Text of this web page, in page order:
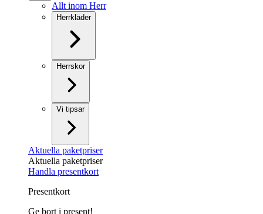
Allt inom Herr
Herrkläder
Herrskor
Vi tipsar
Aktuella paketpriser
Aktuella paketpriser
Handla presentkort
Presentkort
Ge bort i present!